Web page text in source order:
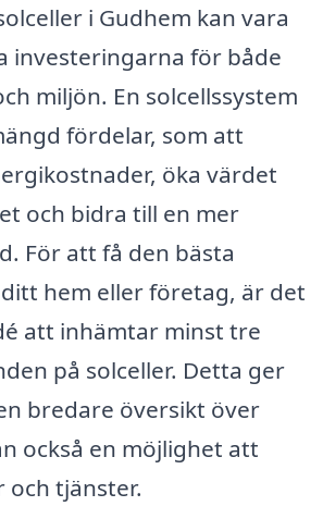
i Gudhem kan vara
investeringarna för både
miljön. En solcellssystem
fördelar, som att
öka värdet
och bidra till en mer
För att få den bästa
hem eller företag, är det
att inhämtar minst tre
på solceller. Detta ger
bredare översikt över
också en möjlighet att
och tjänster.